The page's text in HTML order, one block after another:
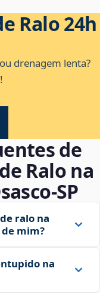
Ralo 24h
drenagem lenta?
de
Ralo na
ralo na
de mim?
na